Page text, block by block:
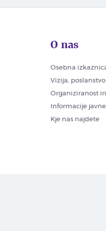
O nas
Osebna
Vizija,
Organiziranost
Informacije
Kje nas najdete